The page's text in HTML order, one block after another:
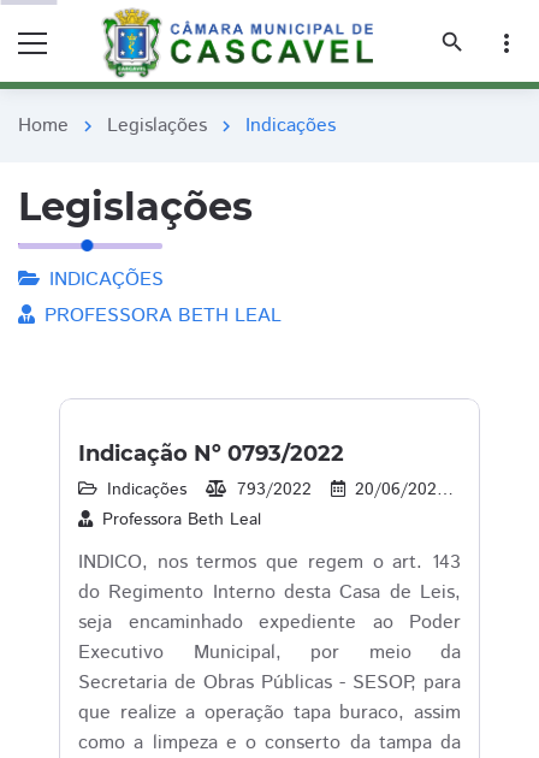
search
more_vert
Home chevron_right Legislações chevron_right Indicações
Legislações
INDICAÇÕES
PROFESSORA BETH LEAL
Indicação Nº 0793/2022
Indicações 793/2022 20/06/2022
Professora Beth Leal
INDICO, nos termos que regem o art. 143
do Regimento Interno desta Casa de Leis,
seja encaminhado expediente ao Poder
Executivo Municipal, por meio da
Secretaria de Obras Públicas - SESOP, para
que realize a operação tapa buraco, assim
como a limpeza e o conserto da tampa da